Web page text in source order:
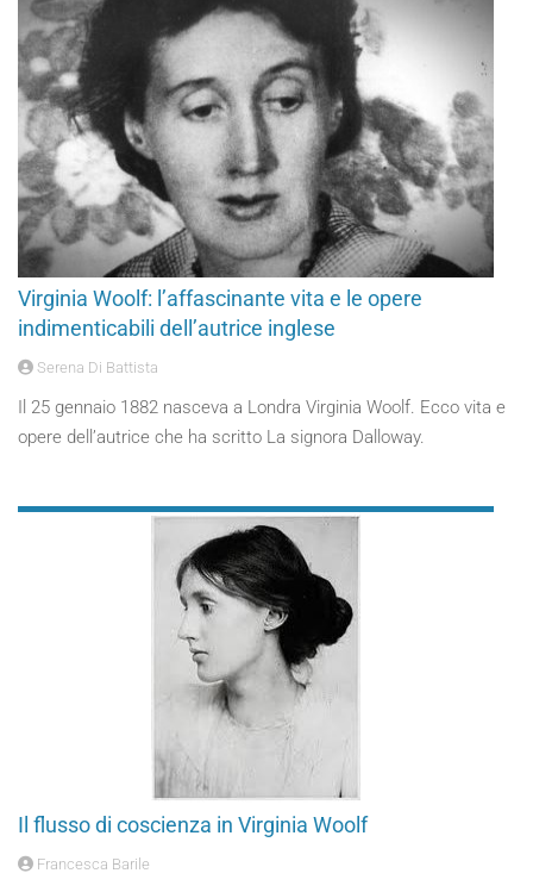
Virginia Woolf: l’affascinante vita e le opere
indimenticabili dell’autrice inglese
Serena Di Battista
Il 25 gennaio 1882 nasceva a Londra Virginia Woolf. Ecco vita e
opere dell’autrice che ha scritto La signora Dalloway.
Il flusso di coscienza in Virginia Woolf
Francesca Barile